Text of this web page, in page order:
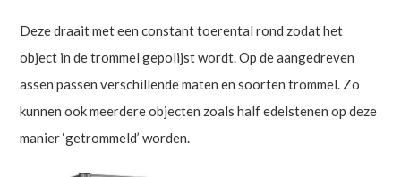
Deze draait met een constant toerental rond zodat het
object in de trommel gepolijst wordt. Op de aangedreven
assen passen verschillende maten en soorten trommel. Zo
kunnen ook meerdere objecten zoals half edelstenen op deze
manier ‘getrommeld’ worden.